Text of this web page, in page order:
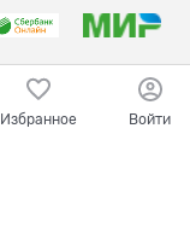
Избранное Войти